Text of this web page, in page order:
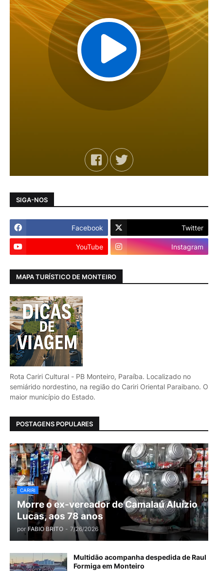
SIGA-NOS
Facebook Twitter
YouTube Instagram
MAPA TURÍSTICO DE MONTEIRO
Rota Cariri Cultural - PB Monteiro, Paraíba. Localizado no
semiárido nordestino, na região do Cariri Oriental Paraibano. O
maior município do Estado.
POSTAGENS POPULARES
CARIRI
Morre o ex-vereador de Camalaú Aluízio
Lucas, aos 78 anos
por FABIO BRITO - 7/26/2026
Multidão acompanha despedida de Raul
Formiga em Monteiro